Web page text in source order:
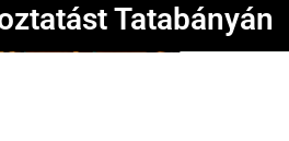
Tatabányán